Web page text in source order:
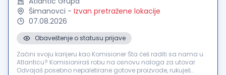
Šimanovci - Izvan pretražene lokacije
07.08.2026
Obaveštenje o statusu prijave
Začini svoju karijeru kao Komisioner Šta ćeš raditi sa nama u
Atlanticu? Komisioniraš robu na osnovu naloga za utovar
Odvajaš posebno nepaletirane gotove proizvode, rukuješ